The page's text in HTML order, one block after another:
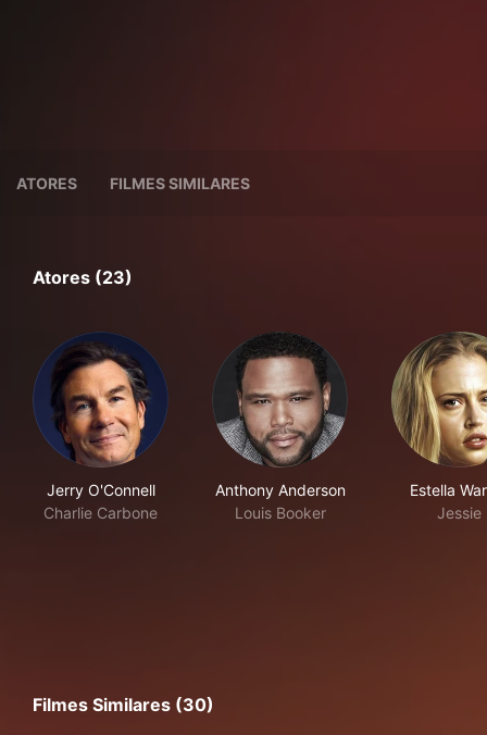
ATORES FILMES SIMILARES
Atores (23)
Jerry O'Connell
Charlie Carbone
Anthony Anderson
Louis Booker
Estella
Jessie
Filmes Similares (30)